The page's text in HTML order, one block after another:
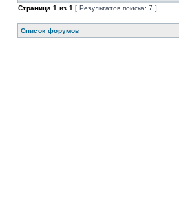
Страница 1 из 1 [ Результатов поиска: 7 ]
Список форумов